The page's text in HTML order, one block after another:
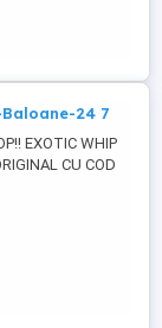
24 7
EXOTIC WHIP
CU COD
PENTRU
LIVRARE